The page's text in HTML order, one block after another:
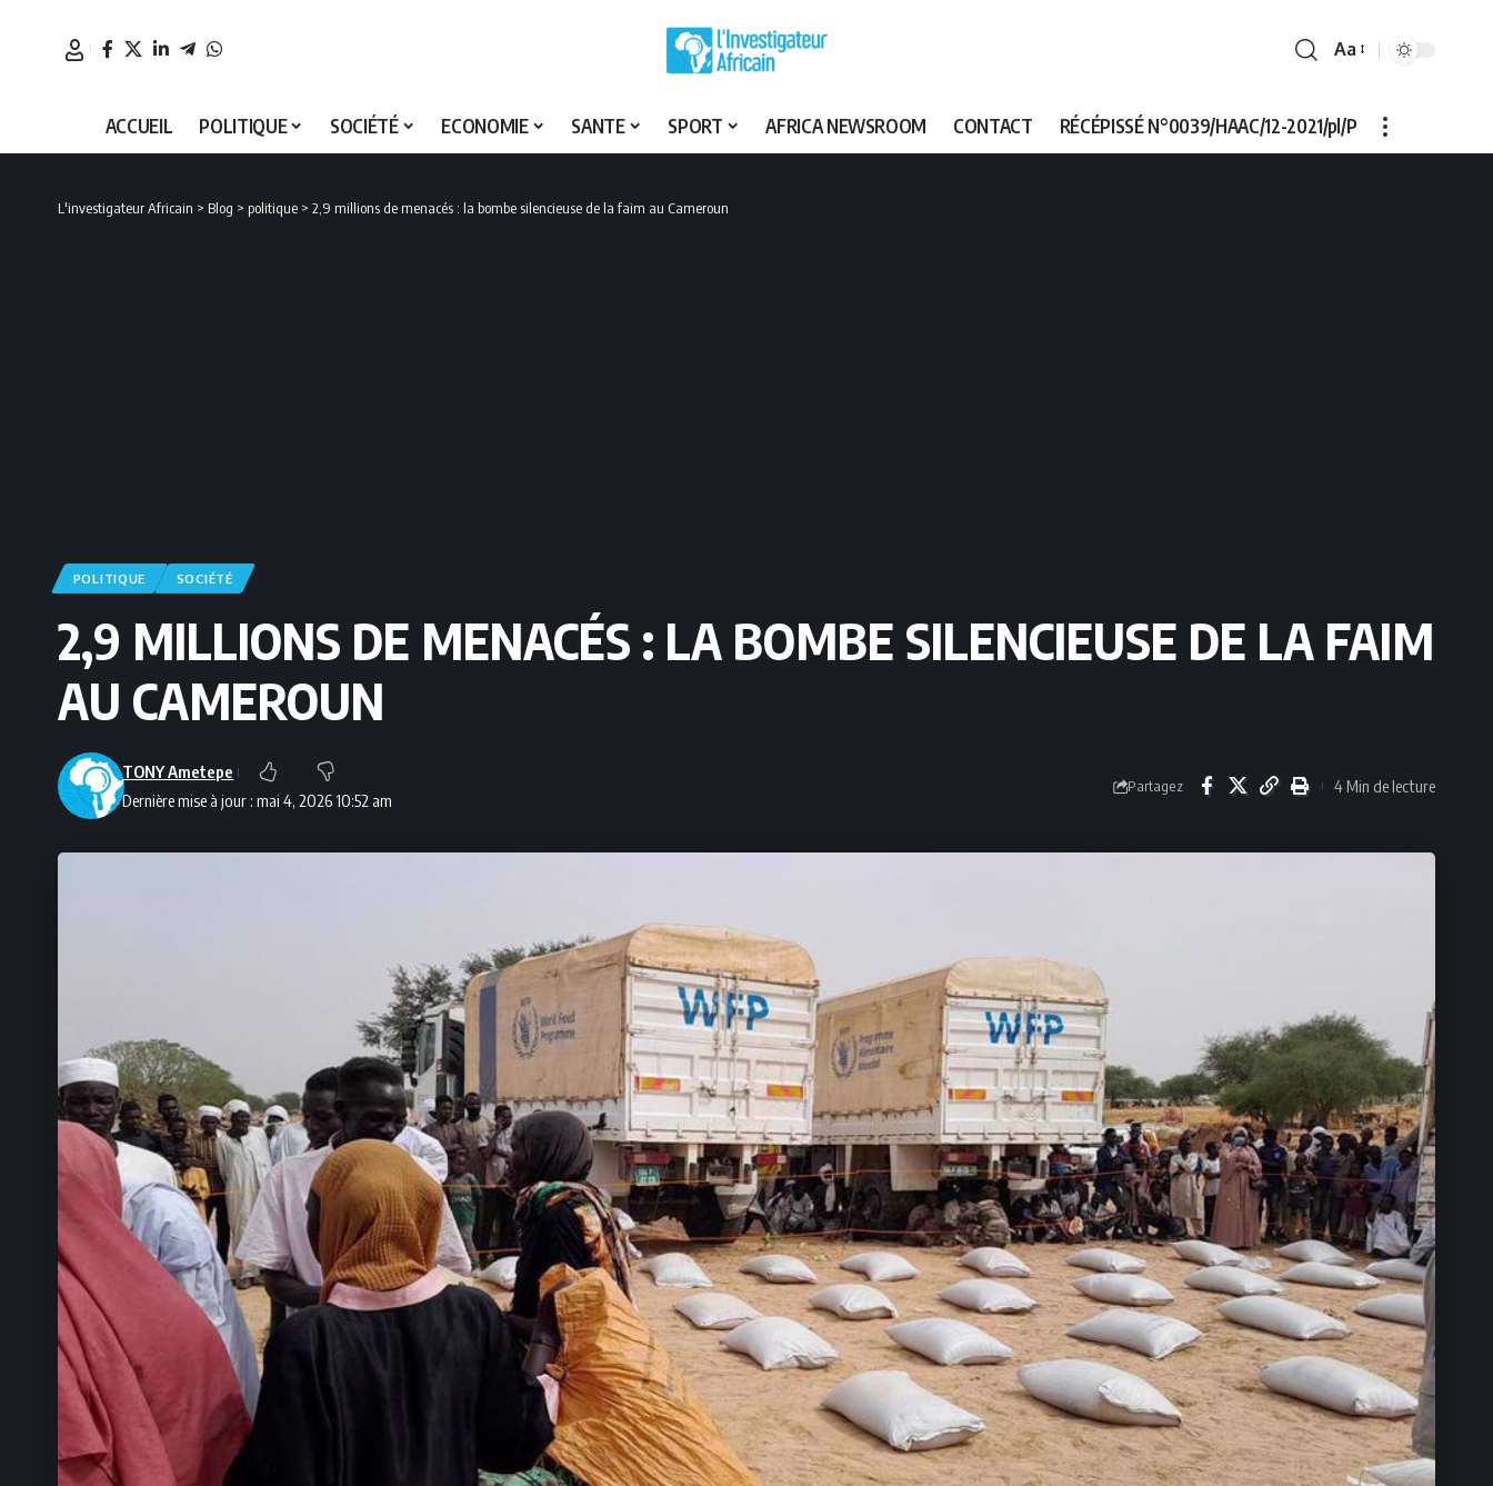
Font
Aa
ACCUEIL POLITIQUE SOCIÉTÉ ECONOMIE SANTE SPORT AFRICA NEWSROOM CONTACT RÉCÉPISSÉ N°0039/HAAC/12-2021/pl/P
L'investigateur Africain > Blog > politique > 2,9 millions de menacés : la bombe silencieuse de la faim au Cameroun
POLITIQUE SOCIÉTÉ
2,9 MILLIONS DE MENACÉS : LA BOMBE SILENCIEUSE DE LA FAIM
AU CAMEROUN
Dernière mise à jour : mai 4, 2026 10:52 am
TONY Ametepe
Partagez 4 Min de lecture